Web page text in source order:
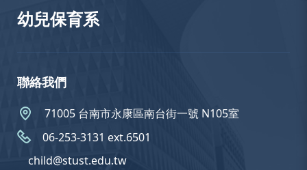
幼兒保育系
聯絡我們
71005 台南市永康區南台街一號 N105室
06-253-3131 ext.6501
child@stust.edu.tw